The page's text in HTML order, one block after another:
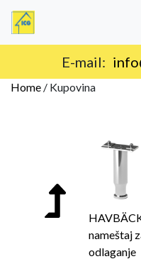
Isporuka na
Home / Kupovina
nameštaj
odlaganje